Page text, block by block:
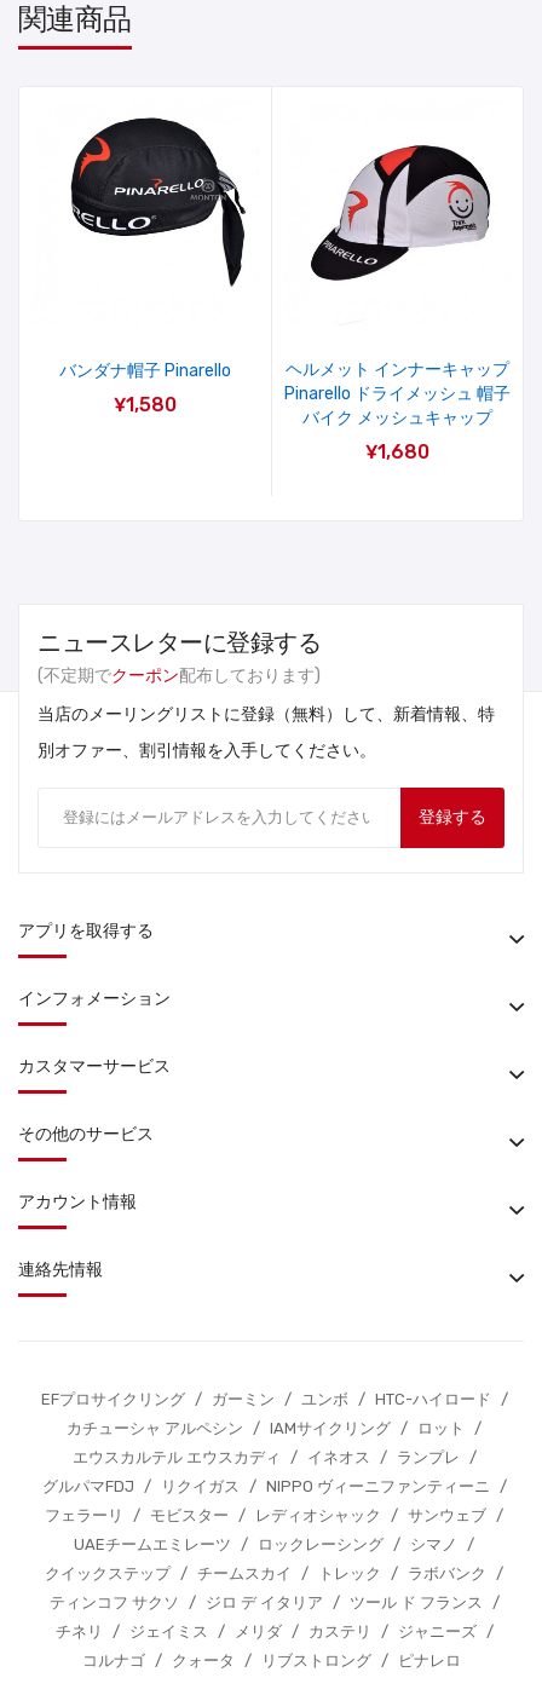
関連商品
バンダナ帽子 Pinarello
¥1,580
ヘルメット インナーキャップ
Pinarello ドライメッシュ 帽子
バイク メッシュキャップ
¥1,680
ニュースレターに登録する
(不定期でクーポン配布しております)
当店のメーリングリストに登録（無料）して、新着情報、特
別オファー、割引情報を入手してください。
登録する
アプリを取得する
インフォメーション
カスタマーサービス
その他のサービス
アカウント情報
連絡先情報
EFプロサイクリング / ガーミン / ユンボ / HTC-ハイロード
/
カチューシャ アルペシン
/ IAMサイクリング / ロット
/
エウスカルテル エウスカディ
/ イネオス / ランプレ
/
グルパマFDJ
/ リクイガス / NIPPO ヴィーニファンティーニ
/
フェラーリ
/ モビスター / レディオシャック / サンウェブ /
UAEチームエミレーツ
/ ロックレーシング / シマノ
/
クイックステップ / チームスカイ / トレック / ラボバンク
/
ティンコフ サクソ
/ ジロ デ イタリア / ツール ド フランス
/
チネリ
/ ジェイミス / メリダ / カステリ / ジャニーズ
/
コルナゴ
/ クォータ / リブストロング / ピナレロ